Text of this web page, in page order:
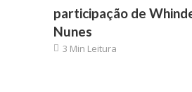
participação de
Nunes
3 Min Leitura